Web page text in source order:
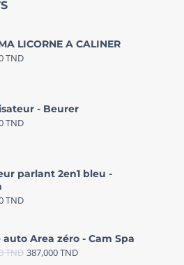
LICORNE A CALINER
TND
- Beurer
TND
parlant 2en1 bleu -
TND
auto Area zéro - Cam Spa
TND 387,000TND